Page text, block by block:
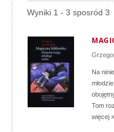
Wyniki 1 - 3 sposród 3
Na
Tom
więcej »